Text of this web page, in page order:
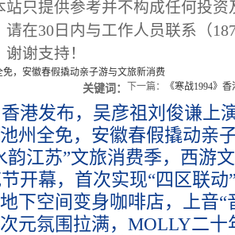
站只提供参考并不构成任何投
在30日内与工作人员联系（
谢支持！
，安徽春假撬动亲子游与文旅新消费
下一篇：
《寒战1994》
关键词：
香港发布，吴彦祖刘俊谦上
州全免，安徽春假撬动亲
韵江苏”文旅消费季，西游
开幕，首次实现“四区联动
下空间变身咖啡店，上音“
元氛围拉满，MOLLY二十